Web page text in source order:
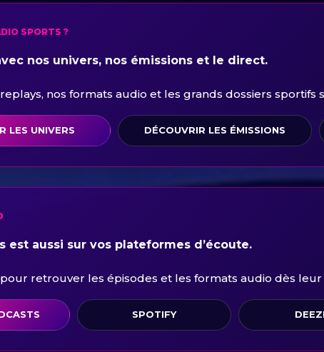
SPORTS ?
nos univers, nos émissions et le direct.
nos formats audio et les grands dossiers sportifs
LES UNIVERS DÉCOUVRIR LES ÉMISSIONS
est aussi sur vos plateformes d’écoute.
retrouver les épisodes et les formats audio dès
SPOTIFY